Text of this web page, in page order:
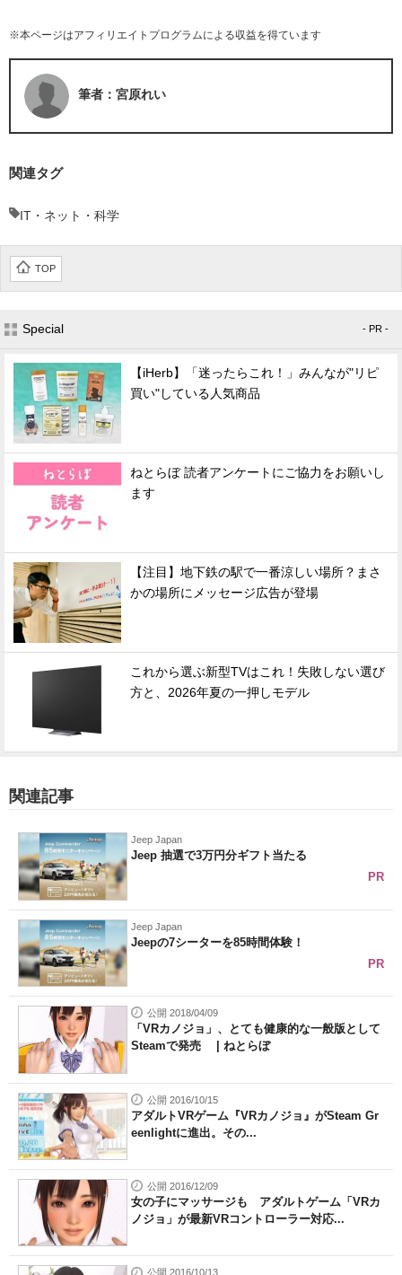
※本ページはアフィリエイトプログラムによる収益を得ています
筆者：宮原れい
関連タグ
IT・ネット・科学
TOP
Special - PR -
【iHerb】「迷ったらこれ！」みんなが"リピ
買い"している人気商品
ねとらぼ 読者アンケートにご協力をお願いし
ます
【注目】地下鉄の駅で一番涼しい場所？まさ
かの場所にメッセージ広告が登場
これから選ぶ新型TVはこれ！失敗しない選び
方と、2026年夏の一押しモデル
関連記事
Jeep Japan
Jeep 抽選で3万円分ギフト当たる
PR
Jeep Japan
Jeepの7シーターを85時間体験！
PR
公開 2018/04/09
「VRカノジョ」、とても健康的な一般版として
Steamで発売 | ねとらぼ
公開 2016/10/15
アダルトVRゲーム『VRカノジョ』がSteam Gr
eenlightに進出。その...
公開 2016/12/09
女の子にマッサージも アダルトゲーム「VRカ
ノジョ」が最新VRコントローラー対応...
公開 2016/10/13